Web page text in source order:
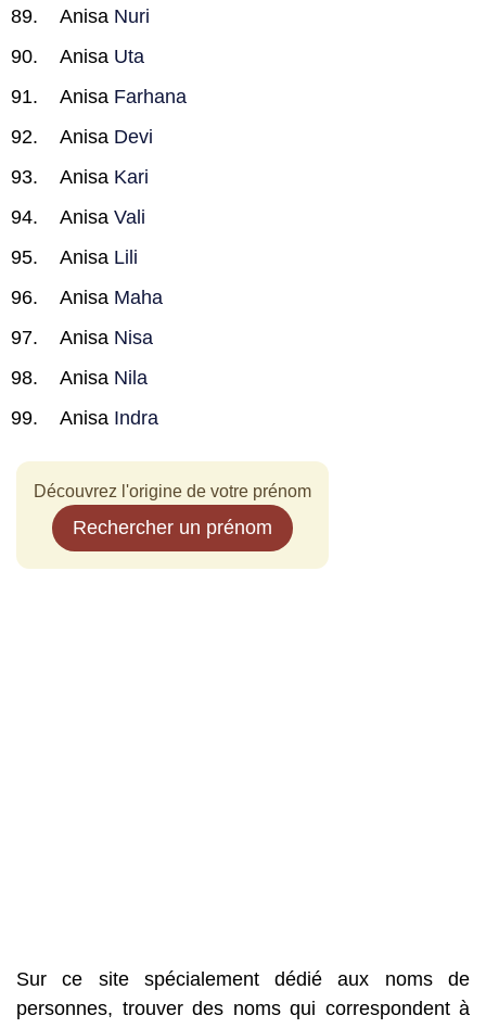
Anisa Nuri
Anisa Uta
Anisa Farhana
Anisa Devi
Anisa Kari
Anisa Vali
Anisa Lili
Anisa Maha
Anisa Nisa
Anisa Nila
Anisa Indra
Découvrez l'origine de votre prénom
Rechercher un prénom
Sur ce site spécialement dédié aux noms de
personnes, trouver des noms qui correspondent à